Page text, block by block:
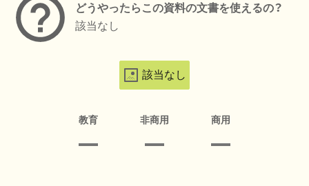
どうやったらこの資料の文書を使えるの？
該当なし
該当なし
教育 非商用 商用